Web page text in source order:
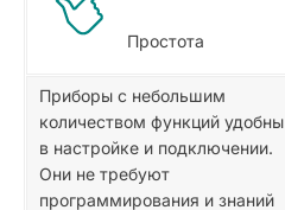
Простота
Приборы с небольшим
количеством функций удобны
в настройке и подключении.
Они не требуют
программирования и знаний